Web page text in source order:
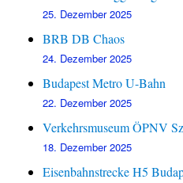
25. Dezember 2025
BRB DB Chaos
24. Dezember 2025
Budapest Metro U-Bahn
22. Dezember 2025
Verkehrsmuseum ÖPNV
18. Dezember 2025
Eisenbahnstrecke H5